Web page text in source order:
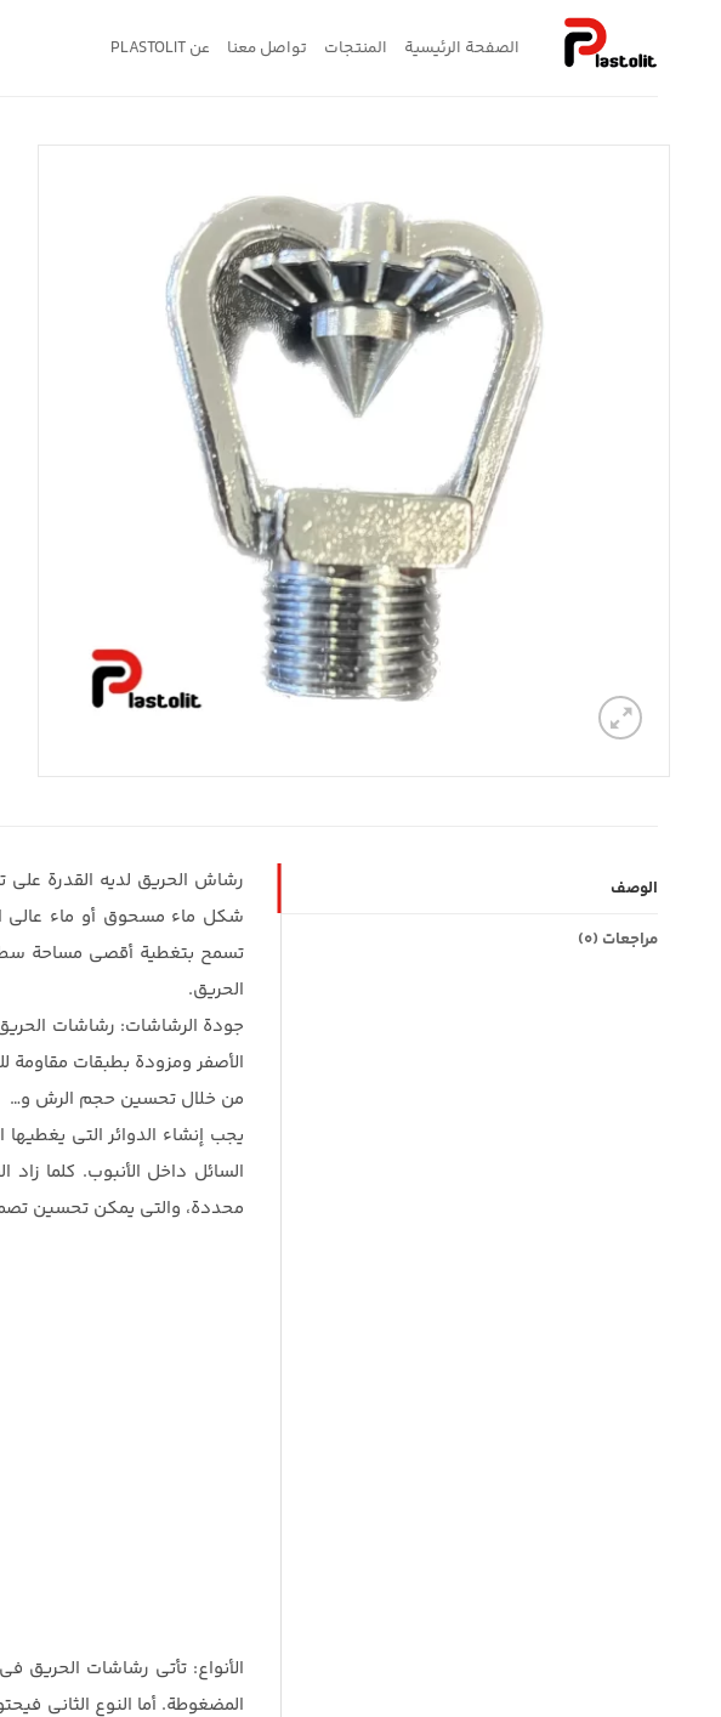
الصفحة الرئيسية المنتجات تواصل معنا عن PLASTOLIT
الوصف
مراجعات (0)
رشاش الحريق لديه القدرة
شكل ماء مسحوق أو ماء عالي
تسمح بتغطية أقصى مساحة
الحريق.
جودة الرشاشات: رشاشات
الأصفر ومزودة بطبقات مقاومة
من خلال تحسين حجم الرش و…
يجب إنشاء الدوائر التي
السائل داخل الأنبوب. كلما
محددة، والتي يمكن تحسين
الأنواع: تأتي رشاشات الحريق
المضغوطة. أما النوع الثاني